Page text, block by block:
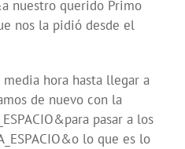
nuestro querido Primo
nos la pidió desde el
hora hasta llegar a
de nuevo con la
pasar a los
lo que es lo